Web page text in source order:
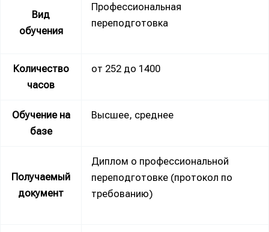
Вид
обучения
Профессиональная
переподготовка
Количество
часов
от 252 до 1400
Обучение на
базе
Высшее, среднее
Получаемый
документ
Диплом о профессиональной
переподготовке (протокол по
требованию)